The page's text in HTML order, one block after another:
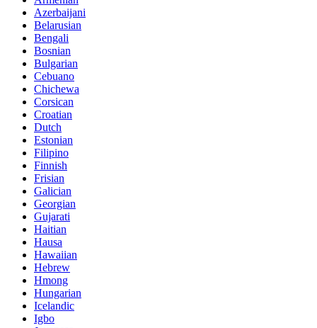
Azerbaijani
Belarusian
Bengali
Bosnian
Bulgarian
Cebuano
Chichewa
Corsican
Croatian
Dutch
Estonian
Filipino
Finnish
Frisian
Galician
Georgian
Gujarati
Haitian
Hausa
Hawaiian
Hebrew
Hmong
Hungarian
Icelandic
Igbo